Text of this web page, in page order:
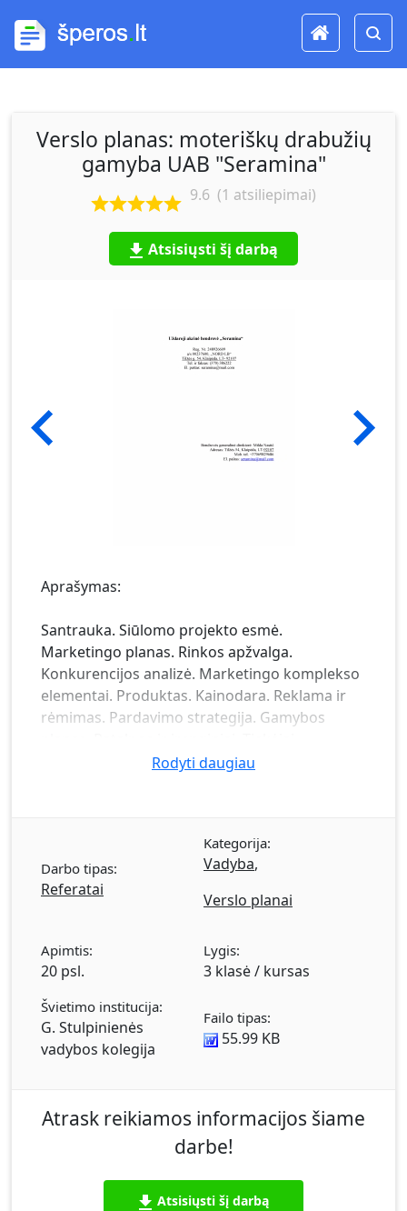
Verslo planas: moteriškų drabužių
gamyba UAB "Seramina"
9.6 (1 atsiliepimai)
Atsisiųsti šį darbą
Aprašymas:
Santrauka. Siūlomo projekto esmė.
Marketingo planas. Rinkos apžvalga.
Konkurencijos analizė. Marketingo komplekso
elementai. Produktas. Kainodara. Reklama ir
rėmimas. Pardavimo strategija. Gamybos
Darbuotojai. Organizacinis planas.
srautų ataskaita. Balansas. Ekonominiai
rodikliai. Nenuostolingumo taško analizė.
Rodyti daugiau
Darbo tipas:
Referatai
Kategorija:
Vadyba,
Verslo planai
Apimtis:
20 psl.
Lygis:
3 klasė / kursas
Švietimo institucija:
G. Stulpinienės
vadybos kolegija
Failo tipas:
55.99 KB
Atrask reikiamos informacijos šiame
darbe!
Atsisiųsti šį darbą